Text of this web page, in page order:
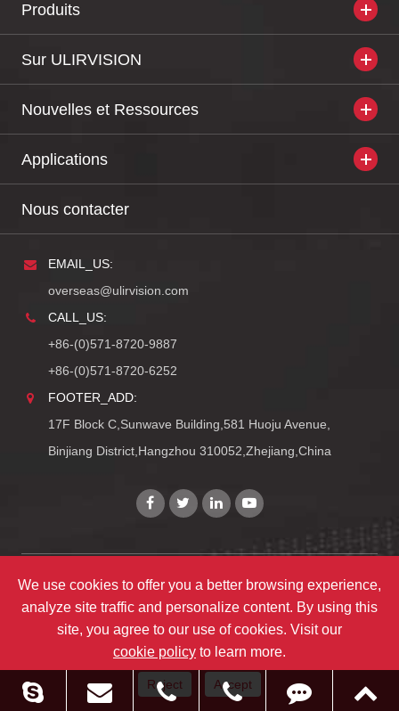
Produits
Sur ULIRVISION
Nouvelles et Ressources
Applications
Nous contacter
EMAIL_US:
overseas@ulirvision.com
CALL_US:
+86-(0)571-8720-9887
+86-(0)571-8720-6252
FOOTER_ADD:
17F Block C,Sunwave Building,581 Huoju Avenue,
Binjiang District,Hangzhou 310052,Zhejiang,China
Copyright© Zhejiang ULIRVISION Technology Co., Ltd.
TY_ALL_RIGHTS_RESERVEDS
TY_SITEMAPS | TY_PRIVACY
We use cookies to offer you a better browsing experience,
analyze site traffic and personalize content. By using this
site, you agree to our use of cookies. Visit our
cookie policy to learn more.
Reject Accept